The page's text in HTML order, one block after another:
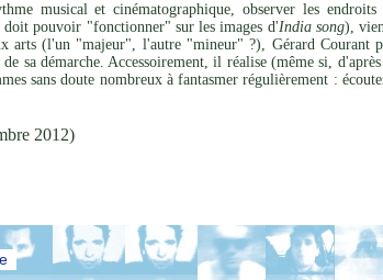
musical et cinématographique, observer les
doit pouvoir "fonctionner" sur les images d'India song),
arts (l'un "majeur", l'autre "mineur" ?), Gérard Courant
sa démarche. Accessoirement, il réalise (même si,
sans doute nombreux à fantasmer régulièrement :
2012)